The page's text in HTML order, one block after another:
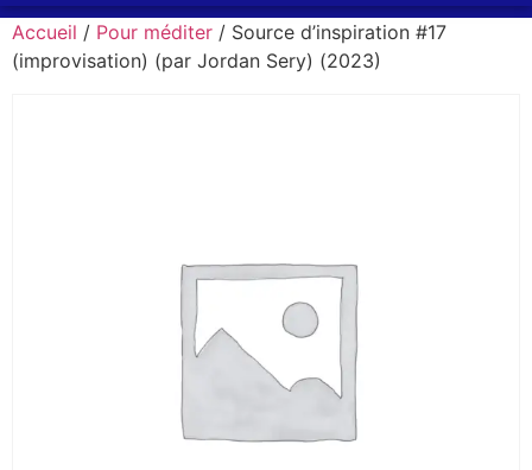
Accueil / Pour méditer / Source d’inspiration #17
(improvisation) (par Jordan Sery) (2023)